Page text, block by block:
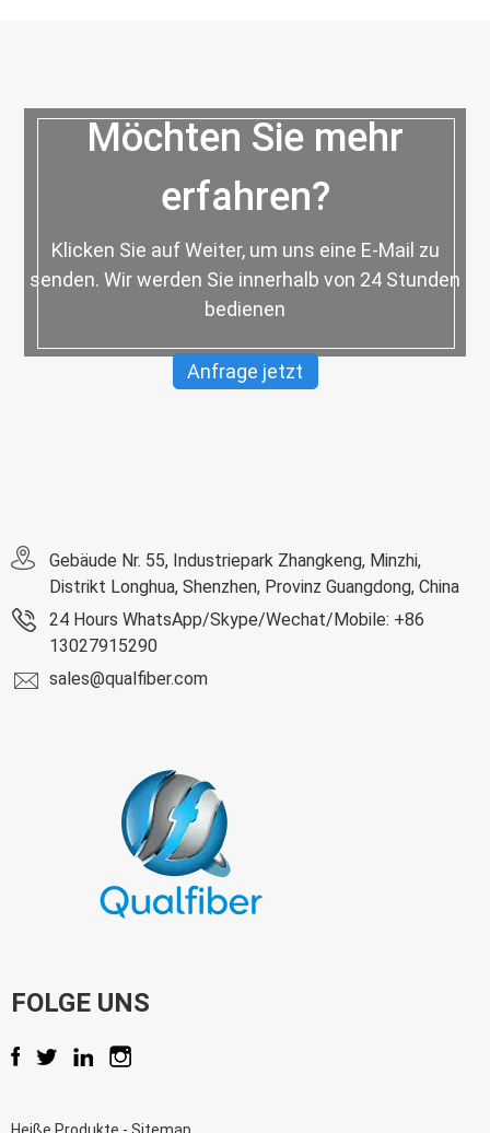
Möchten Sie mehr
erfahren?
Klicken Sie auf Weiter, um uns eine E-Mail zu
senden. Wir werden Sie innerhalb von 24 Stunden
bedienen
Anfrage jetzt
Gebäude Nr. 55, Industriepark Zhangkeng, Minzhi,
Distrikt Longhua, Shenzhen, Provinz Guangdong, China
24 Hours WhatsApp/Skype/Wechat/Mobile: +86
13027915290
sales@qualfiber.com
FOLGE UNS